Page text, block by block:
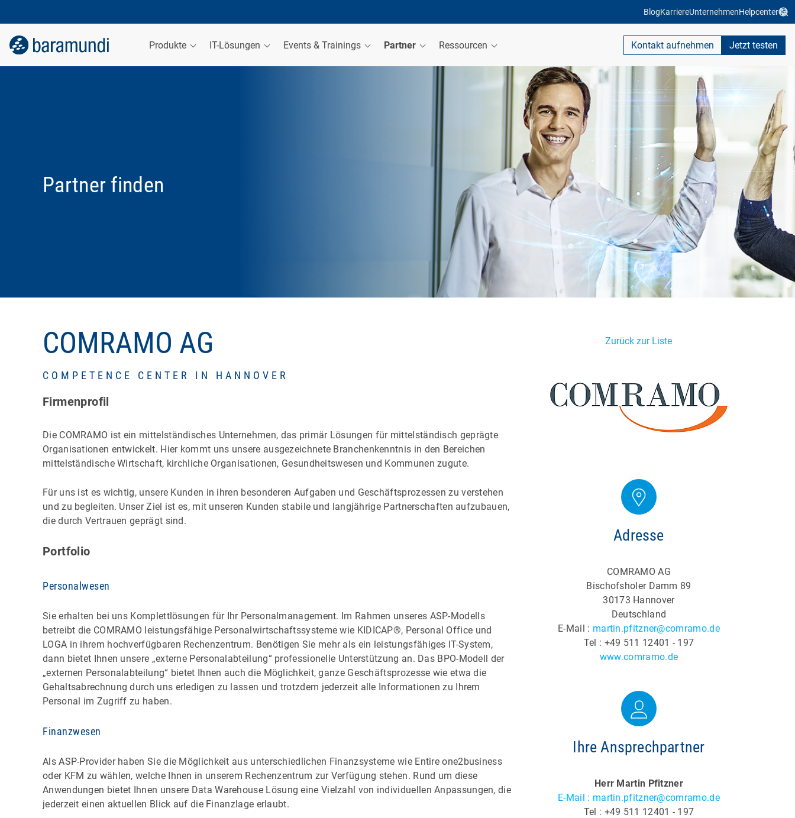
BlogKarriereUnternehmenHelpcenter
Produkte IT-Lösungen Events & Trainings Partner Ressourcen Kontakt aufnehmen Jetzt testen
Partner finden
COMRAMO AG
COMPETENCE CENTER IN HANNOVER
Firmenprofil
Die COMRAMO ist ein mittelständisches Unternehmen, das primär Lösungen für mittelständisch geprägte
Organisationen entwickelt. Hier kommt uns unsere ausgezeichnete Branchenkenntnis in den Bereichen
mittelständische Wirtschaft, kirchliche Organisationen, Gesundheitswesen und Kommunen zugute.
Für uns ist es wichtig, unsere Kunden in ihren besonderen Aufgaben und Geschäftsprozessen zu verstehen
und zu begleiten. Unser Ziel ist es, mit unseren Kunden stabile und langjährige Partnerschaften aufzubauen,
die durch Vertrauen geprägt sind.
Portfolio
Personalwesen
Sie erhalten bei uns Komplettlösungen für Ihr Personalmanagement. Im Rahmen unseres ASP-Modells
betreibt die COMRAMO leistungsfähige Personalwirtschaftssysteme wie KIDICAP®, Personal Office und
LOGA in ihrem hochverfügbaren Rechenzentrum. Benötigen Sie mehr als ein leistungsfähiges IT-System,
dann bietet Ihnen unsere „externe Personalabteilung“ professionelle Unterstützung an. Das BPO-Modell der
„externen Personalabteilung“ bietet Ihnen auch die Möglichkeit, ganze Geschäftsprozesse wie etwa die
Gehaltsabrechnung durch uns erledigen zu lassen und trotzdem jederzeit alle Informationen zu Ihrem
Personal im Zugriff zu haben.
Finanzwesen
Als ASP-Provider haben Sie die Möglichkeit aus unterschiedlichen Finanzsysteme wie Entire one2business
oder KFM zu wählen, welche Ihnen in unserem Rechenzentrum zur Verfügung stehen. Rund um diese
Anwendungen bietet Ihnen unsere Data Warehouse Lösung eine Vielzahl von individuellen Anpassungen, die
jederzeit einen aktuellen Blick auf die Finanzlage erlaubt.
Zurück zur Liste
Adresse
COMRAMO AG
Bischofsholer Damm 89
30173 Hannover
Deutschland
E-Mail : martin.pfitzner@comramo.de
Tel : +49 511 12401 - 197
www.comramo.de
Ihre Ansprechpartner
Herr Martin Pfitzner
E-Mail : martin.pfitzner@comramo.de
Tel : +49 511 12401 - 197